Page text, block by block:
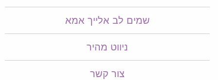
שמים לב אלייך אמא​​
ניווט מהיר
צור קשר